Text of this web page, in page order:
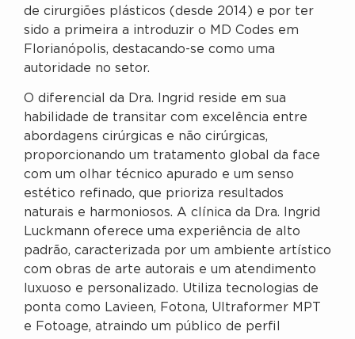
de cirurgiões plásticos (desde 2014) e por ter
sido a primeira a introduzir o MD Codes em
Florianópolis, destacando-se como uma
autoridade no setor.
O diferencial da Dra. Ingrid reside em sua
habilidade de transitar com excelência entre
abordagens cirúrgicas e não cirúrgicas,
proporcionando um tratamento global da face
com um olhar técnico apurado e um senso
estético refinado, que prioriza resultados
naturais e harmoniosos. A clínica da Dra. Ingrid
Luckmann oferece uma experiência de alto
padrão, caracterizada por um ambiente artístico
com obras de arte autorais e um atendimento
luxuoso e personalizado. Utiliza tecnologias de
ponta como Lavieen, Fotona, Ultraformer MPT
e Fotoage, atraindo um público de perfil